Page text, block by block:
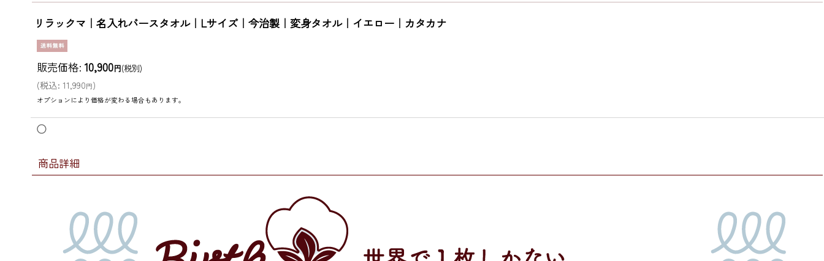
リラックマ｜名入れバースタオル｜Lサイズ｜今治製｜変身タオル｜イエロー｜カタカナ
販売価格: 10,900円(税別)
(税込: 11,990円)
オプションにより価格が変わる場合もあります。
◯
商品詳細